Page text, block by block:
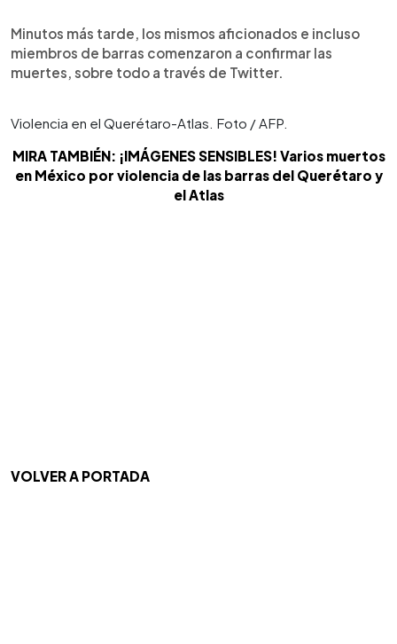
Minutos más tarde, los mismos aficionados e incluso
miembros de barras comenzaron a confirmar las
muertes, sobre todo a través de Twitter.
Violencia en el Querétaro-Atlas. Foto / AFP.
MIRA TAMBIÉN: ¡IMÁGENES SENSIBLES! Varios muertos
en México por violencia de las barras del Querétaro y
el Atlas
VOLVER A PORTADA